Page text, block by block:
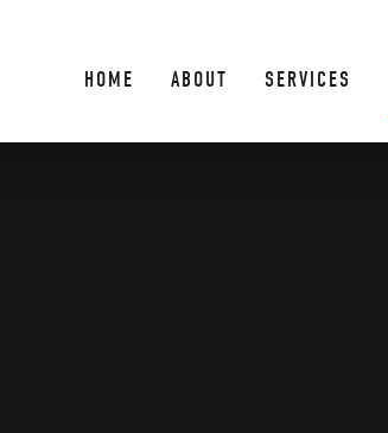
HOME ABOUT SERVICES